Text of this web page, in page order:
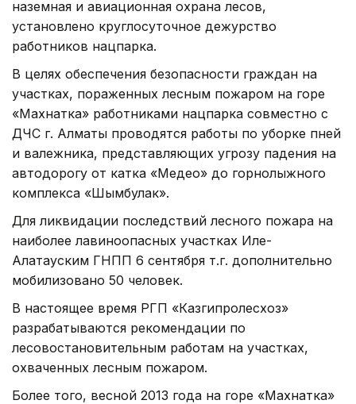
наземная и авиационная охрана лесов,
установлено круглосуточное дежурство
работников нацпарка.
В целях обеспечения безопасности граждан на
участках, пораженных лесным пожаром на горе
«Махнатка» работниками нацпарка совместно с
ДЧС г. Алматы проводятся работы по уборке пней
и валежника, представляющих угрозу падения на
автодорогу от катка «Медео» до горнолыжного
комплекса «Шымбулак».
Для ликвидации последствий лесного пожара на
наиболее лавиноопасных участках Иле-
Алатауским ГНПП 6 сентября т.г. дополнительно
мобилизовано 50 человек.
В настоящее время РГП «Казгипролесхоз»
разрабатываются рекомендации по
лесовостановительным работам на участках,
охваченных лесным пожаром.
Более того, весной 2013 года на горе «Махнатка»